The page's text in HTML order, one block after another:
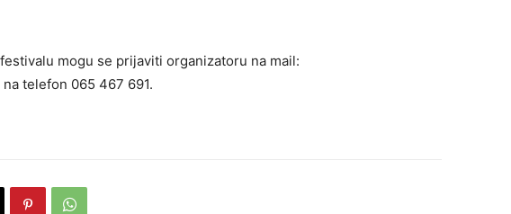
mogu se prijaviti organizatoru na mail:
telefon 065 467 691.